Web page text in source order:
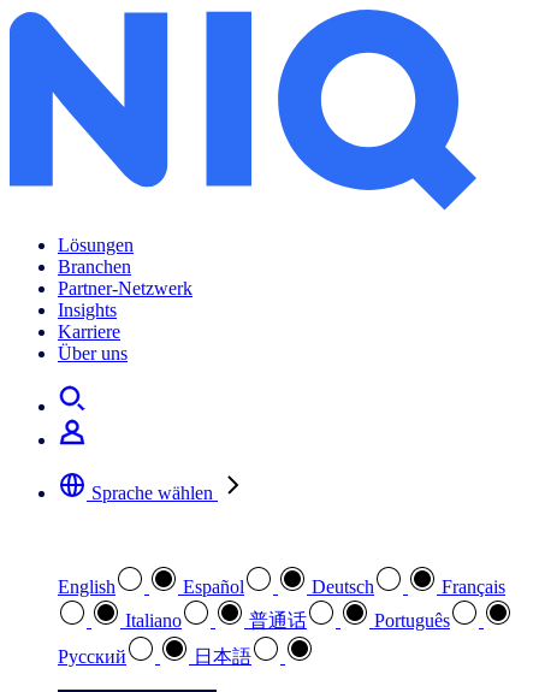
Lösungen
Branchen
Partner-Netzwerk
Insights
Karriere
Über uns
Sprache wählen
English Español Deutsch
Français
Italiano
普通话
Português
Pусский
日本語